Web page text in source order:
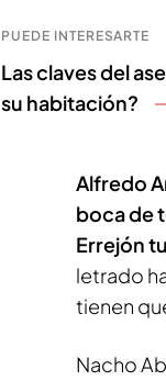
PUEDE INTERESARTE
Las claves del
su habitación?
Alfredo
boca de
Errejón
letrado
tienen
Nacho